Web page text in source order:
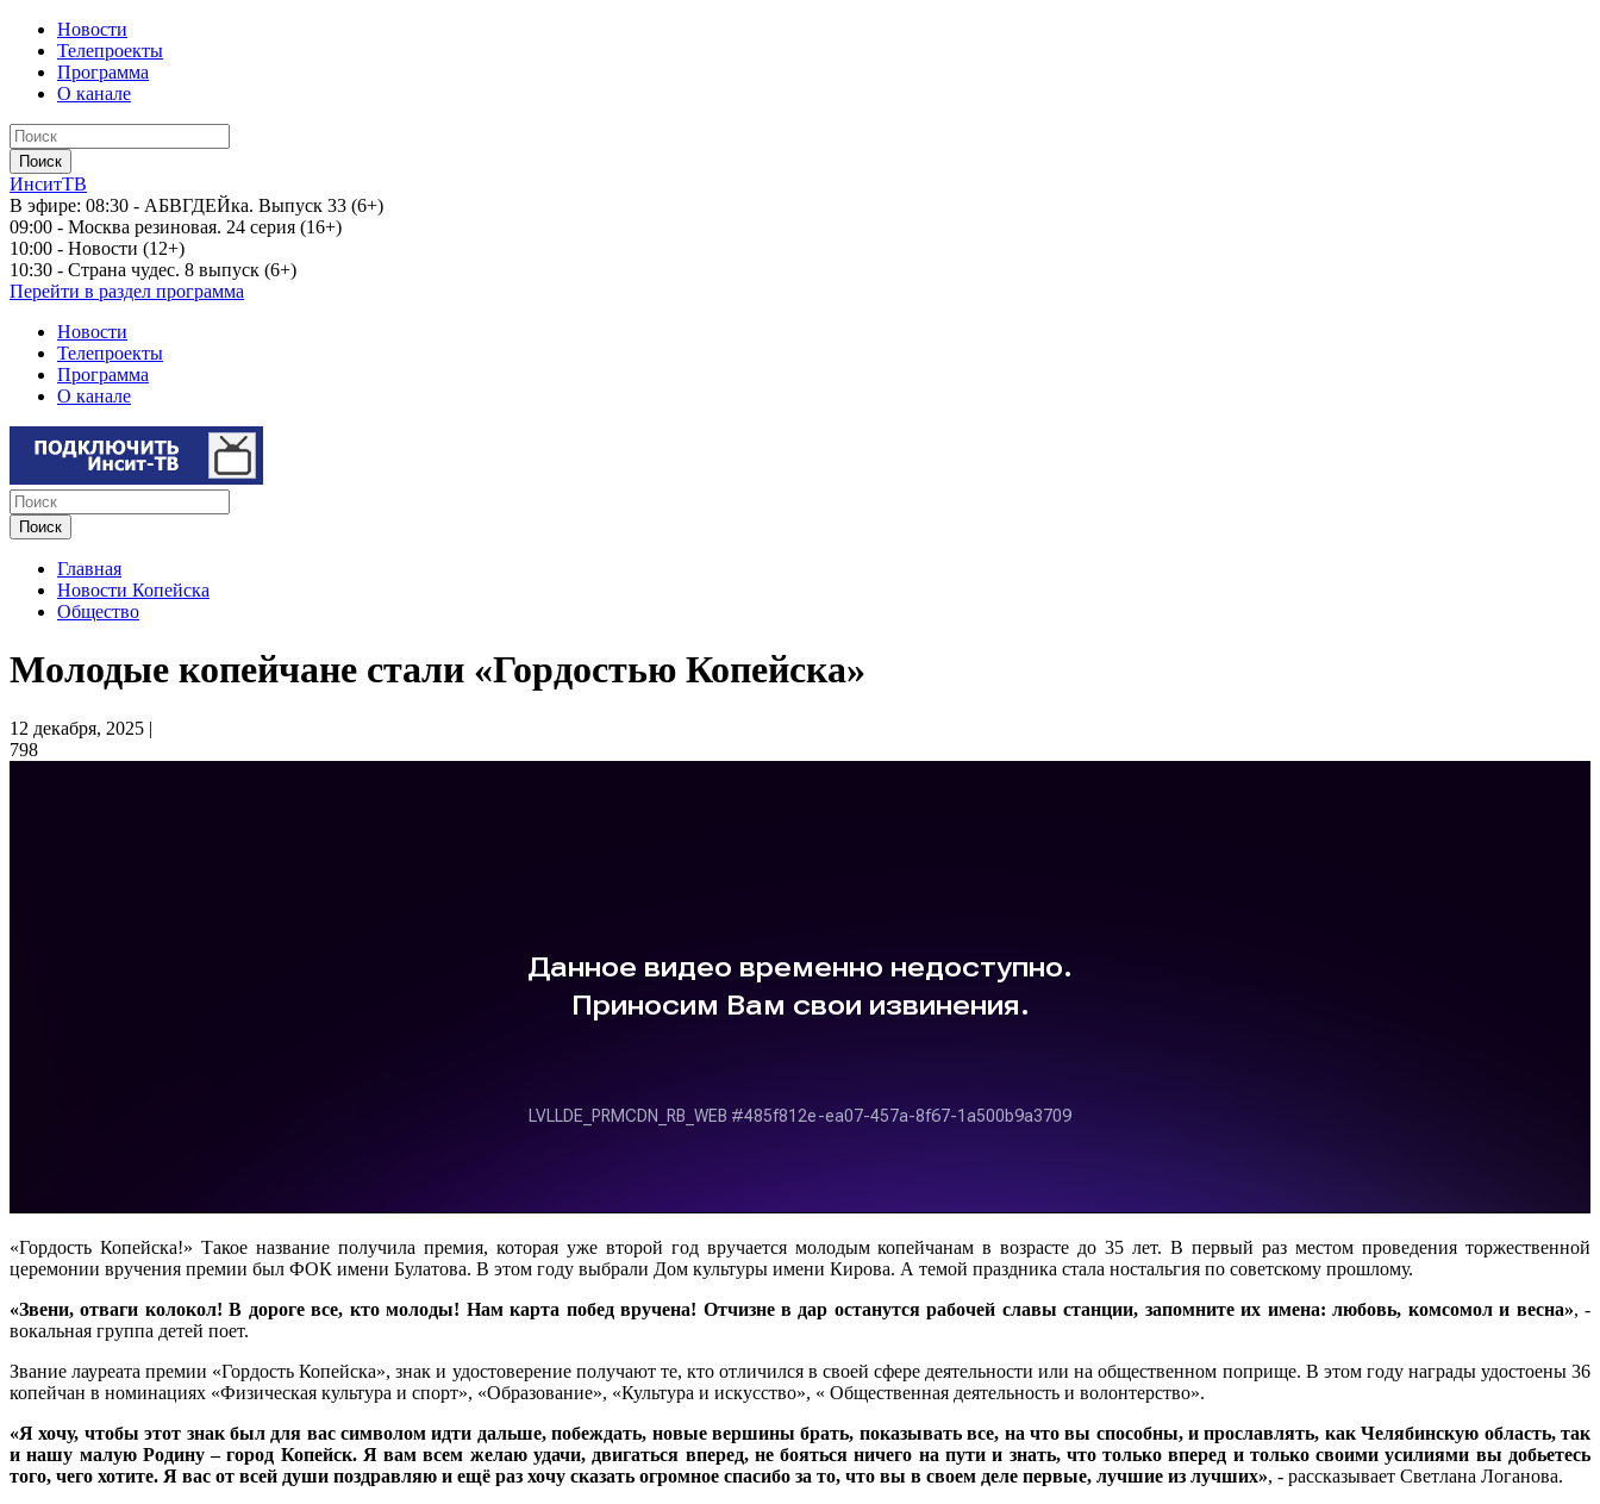
Новости
Телепроекты
Программа
О канале
ИнситТВ
В эфире: 08:30 - АБВГДЕЙка. Выпуск 33 (6+)
09:00 - Москва резиновая. 24 серия (16+)
10:00 - Новости (12+)
10:30 - Страна чудес. 8 выпуск (6+)
Перейти в раздел программа
Новости
Телепроекты
Программа
О канале
Главная
Новости Копейска
Общество
Молодые копейчане стали «Гордостью Копейска»
12 декабря, 2025 |
798
«Гордость Копейска!» Такое название получила премия, которая уже второй год вручается молодым копейчанам в возрасте до 35 лет. В первый раз местом проведения торжественной
церемонии вручения премии был ФОК имени Булатова. В этом году выбрали Дом культуры имени Кирова. А темой праздника стала ностальгия по советскому прошлому.
«Звени, отваги колокол! В дороге все, кто молоды! Нам карта побед вручена! Отчизне в дар останутся рабочей славы станции, запомните их имена: любовь, комсомол и весна», -
вокальная группа детей поет.
Звание лауреата премии «Гордость Копейска», знак и удостоверение получают те, кто отличился в своей сфере деятельности или на общественном поприще. В этом году награды удостоены 36
копейчан в номинациях «Физическая культура и спорт», «Образование», «Культура и искусство», « Общественная деятельность и волонтерство».
«Я хочу, чтобы этот знак был для вас символом идти дальше, побеждать, новые вершины брать, показывать все, на что вы способны, и прославлять, как Челябинскую область, так
и нашу малую Родину – город Копейск. Я вам всем желаю удачи, двигаться вперед, не бояться ничего на пути и знать, что только вперед и только своими усилиями вы добьетесь
того, чего хотите. Я вас от всей души поздравляю и ещё раз хочу сказать огромное спасибо за то, что вы в своем деле первые, лучшие из лучших», - рассказывает Светлана Логанова.